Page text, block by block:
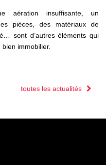
aération insuffisante, un
pièces, des matériaux de
sont d’autres éléments qui
bien immobilier.
toutes les actualités